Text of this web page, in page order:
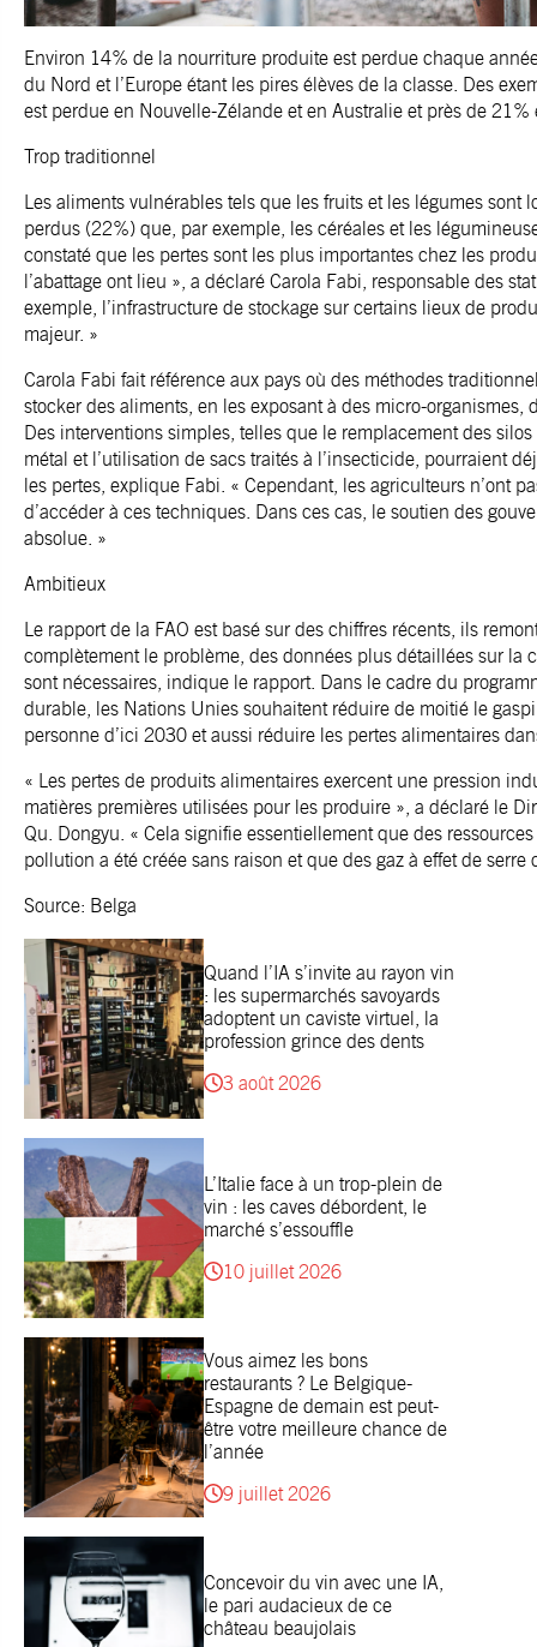
Environ 14% de la nourriture produite est perdue chaque
du Nord et l’Europe étant les pires élèves de la classe. Des
est perdue en Nouvelle-Zélande et en Australie et près de
Trop traditionnel
Les aliments vulnérables tels que les fruits et les légumes sont
perdus (22%) que, par exemple, les céréales et les
constaté que les pertes sont les plus importantes chez les
l’abattage ont lieu », a déclaré Carola Fabi, responsable des
exemple, l’infrastructure de stockage sur certains lieux de
majeur. »
Carola Fabi fait référence aux pays où des méthodes
stocker des aliments, en les exposant à des micro-organismes,
Des interventions simples, telles que le remplacement des
métal et l’utilisation de sacs traités à l’insecticide, pourraient
les pertes, explique Fabi. « Cependant, les agriculteurs n’ont
d’accéder à ces techniques. Dans ces cas, le soutien des
absolue. »
Ambitieux
Le rapport de la FAO est basé sur des chiffres récents, ils
complètement le problème, des données plus détaillées sur la
sont nécessaires, indique le rapport. Dans le cadre du
durable, les Nations Unies souhaitent réduire de moitié le
personne d’ici 2030 et aussi réduire les pertes alimentaires
« Les pertes de produits alimentaires exercent une pression
matières premières utilisées pour les produire », a déclaré le
Qu. Dongyu. « Cela signifie essentiellement que des
pollution a été créée sans raison et que des gaz à effet de serre
Source: Belga
Quand l’IA s’invite au rayon vin
: les supermarchés savoyards
adoptent un caviste virtuel, la
profession grince des dents
3 août 2026
L’Italie face à un trop-plein de
vin : les caves débordent, le
marché s’essouffle
10 juillet 2026
Vous aimez les bons
restaurants ? Le Belgique-
Espagne de demain est peut-
être votre meilleure chance de
l’année
9 juillet 2026
Concevoir du vin avec une IA,
le pari audacieux de ce
château beaujolais